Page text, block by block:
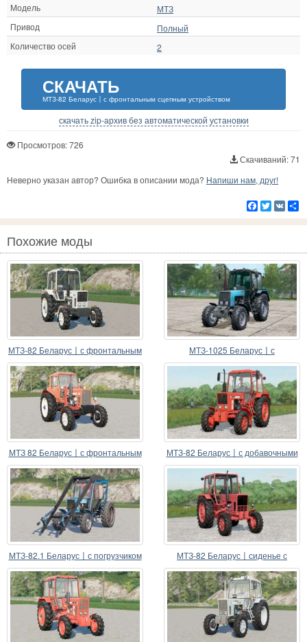
Модель
МТЗ
Привод
Полный
Количество осей
2
СКАЧАТЬ
МТЗ-82 Беларус〡с фронтальным сцепным устройством
скачать zip-архив без автоматической установки
Просмотров: 726
Скачиваний: 71
Неверно указан автор? Ошибка в описании мода? Напиши нам, друг!
Facebook
Twitter
VK
Похожие моды
МТЗ-82 Беларус〡с фронтальным
противовесом
МТЗ-1025 Беларус〡с
фронтальным погрузчиком
МТЗ 82 Беларус〡с фронтальным
погрузчиком
МТЗ-82 Беларус〡с добавочными
противовесами
МТЗ-82.1 Беларус〡с погрузчиком
СНУ-550
МТЗ-82 Беларус〡сиденье с
подвеской